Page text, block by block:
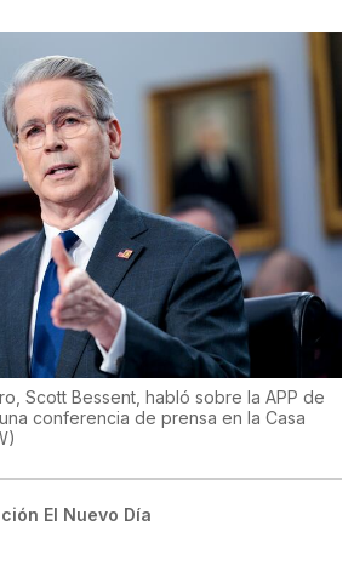
Scott Bessent, habló sobre la APP de
conferencia de prensa en la Casa
)
El Nuevo Día